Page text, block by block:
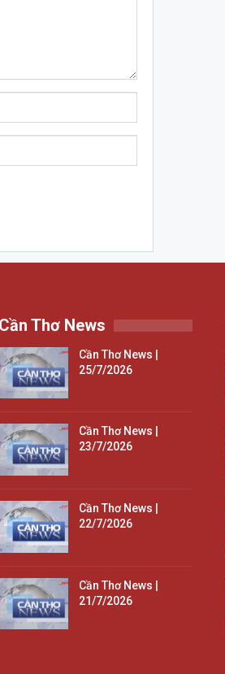
Cần Thơ News
Cần Thơ News |
25/7/2026
Cần Thơ News |
23/7/2026
Cần Thơ News |
22/7/2026
Cần Thơ News |
21/7/2026